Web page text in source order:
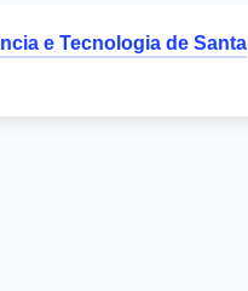
e Tecnologia de Santa